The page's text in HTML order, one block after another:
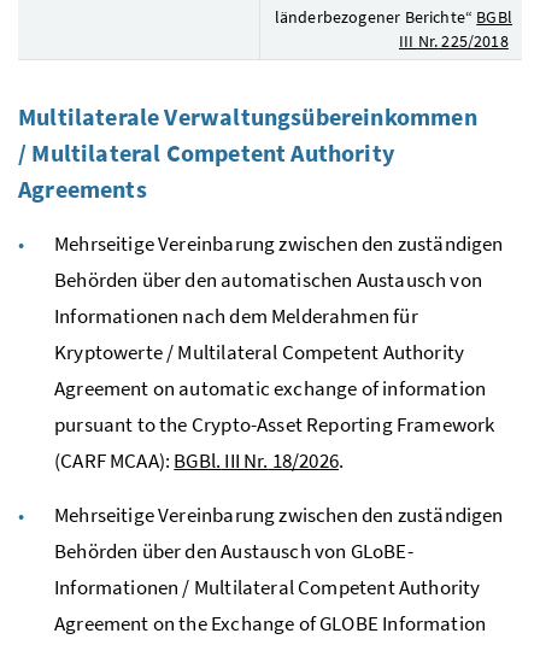
länderbezogener Berichte“ BGBl
III Nr.225/2018
Multilaterale Verwaltungsübereinkommen
/ Multilateral Competent Authority
Agreements
Mehrseitige Vereinbarung zwischen den zuständigen
Behörden über den automatischen Austausch von
Informationen nach dem Melderahmen für
Kryptowerte / Multilateral Competent Authority
Agreement on automatic exchange of information
pursuant to the Crypto-Asset Reporting Framework
(CARF MCAA): BGBl. III Nr. 18/2026.
Mehrseitige Vereinbarung zwischen den zuständigen
Behörden über den Austausch von GLoBE-
Informationen / Multilateral Competent Authority
Agreement on the Exchange of GLOBE Information